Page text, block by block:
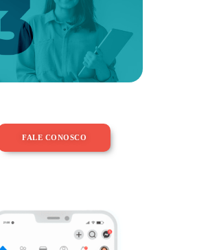
FALE CONOSCO